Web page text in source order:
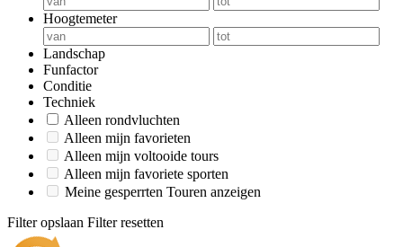
Hoogtemeter
Landschap
Funfactor
Conditie
Techniek
Alleen rondvluchten
Alleen mijn favorieten
Alleen mijn voltooide tours
Alleen mijn favoriete sporten
Meine gesperrten Touren anzeigen
Filter opslaan Filter resetten